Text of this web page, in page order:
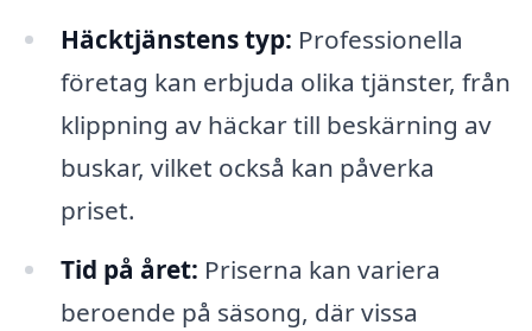
Häcktjänstens typ: Professionella
företag kan erbjuda olika tjänster, från
klippning av häckar till beskärning av
buskar, vilket också kan påverka
priset.
Tid på året: Priserna kan variera
beroende på säsong, där vissa